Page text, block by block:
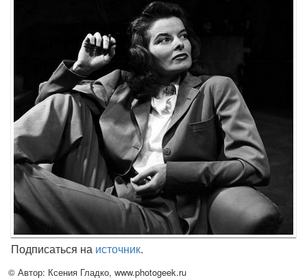
Подписаться на источник.
© Автор: Ксения Гладко, www.photogeek.ru